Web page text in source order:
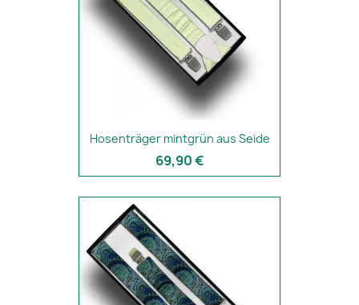
Hosenträger mintgrün aus Seide
69,90 €